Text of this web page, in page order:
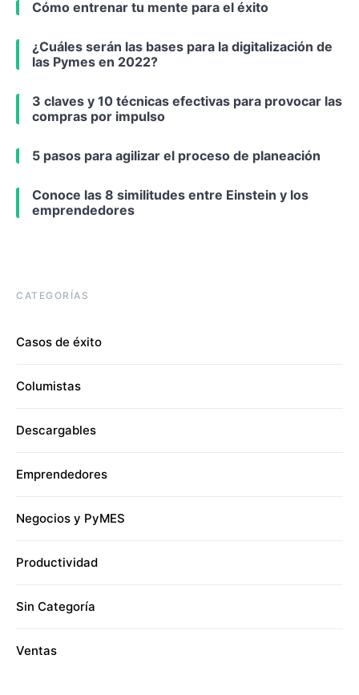
Cómo entrenar tu mente para el éxito
¿Cuáles serán las bases para la digitalización de
las Pymes en 2022?
3 claves y 10 técnicas efectivas para provocar las
compras por impulso
5 pasos para agilizar el proceso de planeación
Conoce las 8 similitudes entre Einstein y los
emprendedores
CATEGORÍAS
Casos de éxito
Columistas
Descargables
Emprendedores
Negocios y PyMES
Productividad
Sin Categoría
Ventas